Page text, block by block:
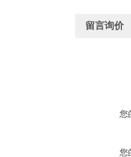
留言询价
您
您